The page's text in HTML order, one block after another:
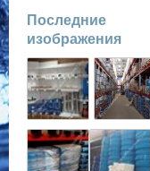
Последние
изображения